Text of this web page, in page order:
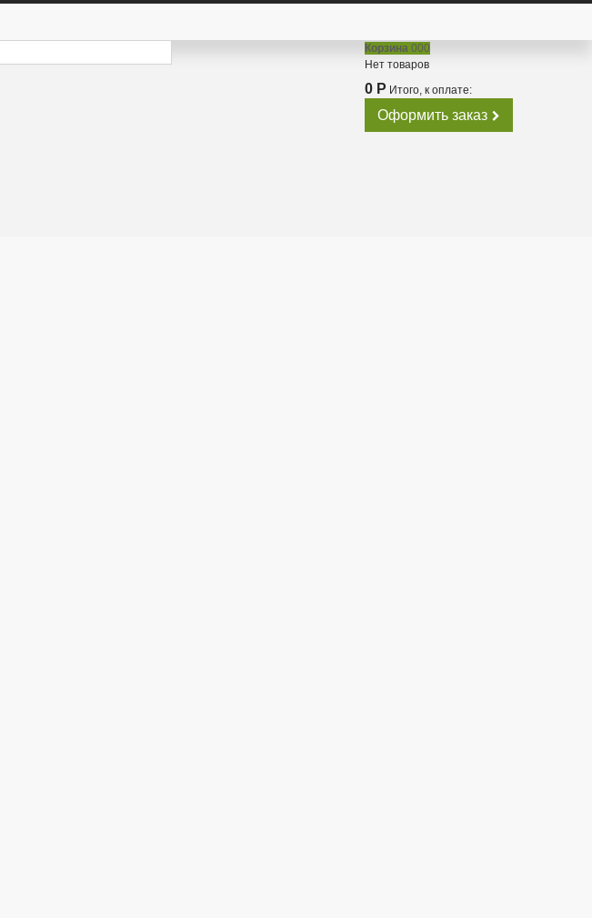
Корзина 000
Нет товаров
0 Р Итого, к оплате:
Оформить заказ